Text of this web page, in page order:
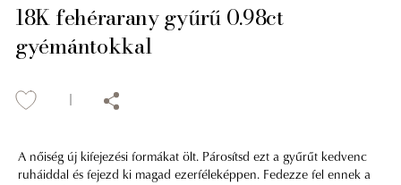
18K fehérarany gyűrű 0.98ct
gyémántokkal
A nőiség új kifejezési formákat ölt. Párosítsd ezt a gyűrűt kedvenc
ruháiddal és fejezd ki magad ezerféleképpen. Fedezze fel ennek a